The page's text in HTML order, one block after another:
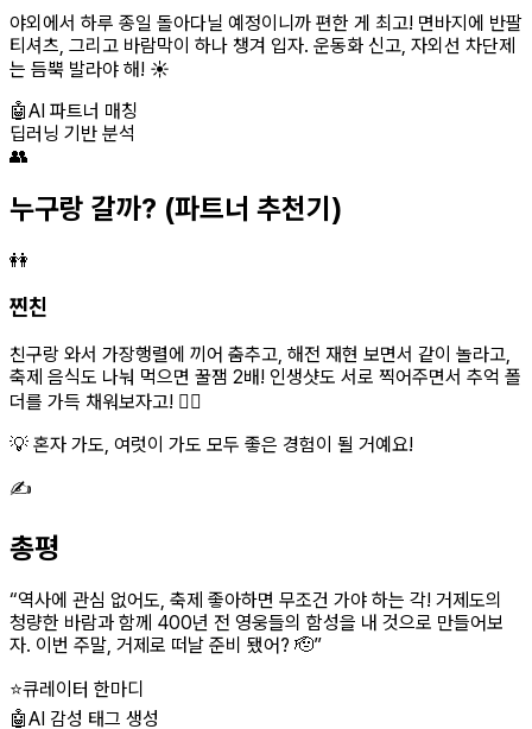
야외에서 하루 종일 돌아다닐 예정이니까 편한 게 최고! 면바지에 반팔
티셔츠, 그리고 바람막이 하나 챙겨 입자. 운동화 신고, 자외선 차단제
는 듬뿍 발라야 해! ☀️
🤖AI 파트너 매칭
딥러닝 기반 분석
👥
누구랑 갈까? (파트너 추천기)
👭
찐친
친구랑 와서 가장행렬에 끼어 춤추고, 해전 재현 보면서 같이 놀라고,
축제 음식도 나눠 먹으면 꿀잼 2배! 인생샷도 서로 찍어주면서 추억 폴
더를 가득 채워보자고! 👯‍♀️
💡 혼자 가도, 여럿이 가도 모두 좋은 경험이 될 거예요!
✍️
총평
“역사에 관심 없어도, 축제 좋아하면 무조건 가야 하는 각! 거제도의
청량한 바람과 함께 400년 전 영웅들의 함성을 내 것으로 만들어보
자. 이번 주말, 거제로 떠날 준비 됐어? 🫡”
⭐큐레이터 한마디
🤖AI 감성 태그 생성